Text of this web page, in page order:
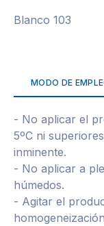
Blanco 103
MODO DE
- No aplicar el
5ºC ni
inminente.
- No aplicar a
húmedos.
- Agitar el